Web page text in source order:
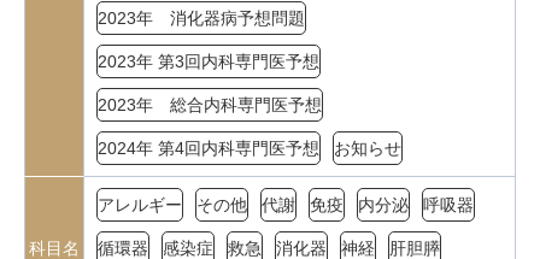
2023年 消化器病予想問題
2023年 第3回内科専門医予想
2023年 総合内科専門医予想
2024年 第4回内科専門医予想 お知らせ
科目名
アレルギー その他 代謝 免疫 内分泌 呼吸器
循環器 感染症 救急 消化器 神経 肝胆膵